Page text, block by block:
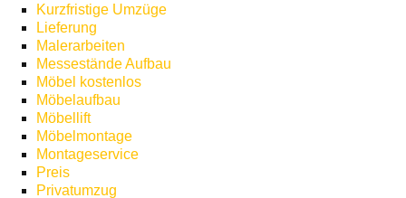
Kurzfristige Umzüge
Lieferung
Malerarbeiten
Messestände Aufbau
Möbel kostenlos
Möbelaufbau
Möbellift
Möbelmontage
Montageservice
Preis
Privatumzug